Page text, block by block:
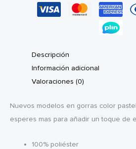
Descripción
Información adicional
Valoraciones (0)
Nuevos modelos en gorras color
esperes mas para añadir un toque de
100% poliéster